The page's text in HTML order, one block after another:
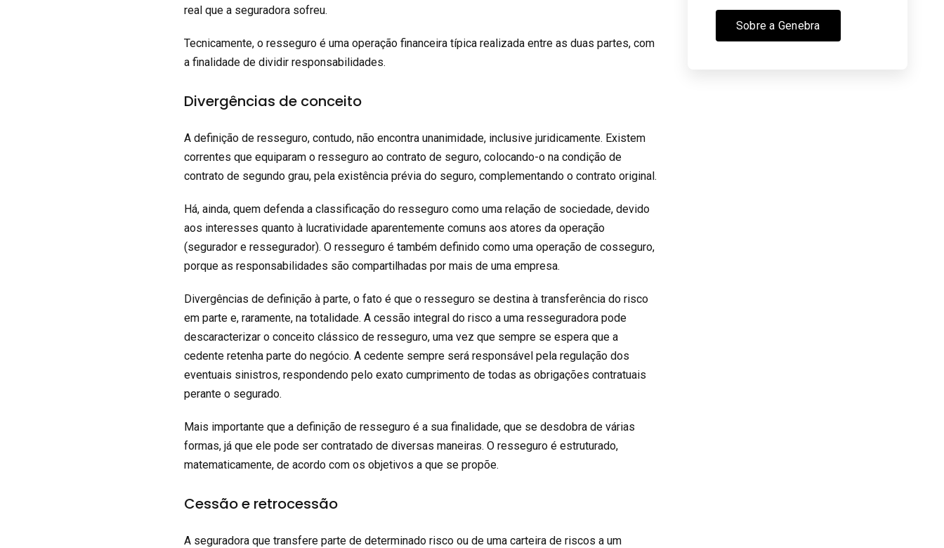
real que a seguradora sofreu.
Tecnicamente, o resseguro é uma operação financeira típica realizada entre as duas partes, com
a finalidade de dividir responsabilidades.
Divergências de conceito
A definição de resseguro, contudo, não encontra unanimidade, inclusive juridicamente. Existem
correntes que equiparam o resseguro ao contrato de seguro, colocando-o na condição de
contrato de segundo grau, pela existência prévia do seguro, complementando o contrato original.
Há, ainda, quem defenda a classificação do resseguro como uma relação de sociedade, devido
aos interesses quanto à lucratividade aparentemente comuns aos atores da operação
(segurador e ressegurador). O resseguro é também definido como uma operação de cosseguro,
porque as responsabilidades são compartilhadas por mais de uma empresa.
Divergências de definição à parte, o fato é que o resseguro se destina à transferência do risco
em parte e, raramente, na totalidade. A cessão integral do risco a uma resseguradora pode
descaracterizar o conceito clássico de resseguro, uma vez que sempre se espera que a
cedente retenha parte do negócio. A cedente sempre será responsável pela regulação dos
eventuais sinistros, respondendo pelo exato cumprimento de todas as obrigações contratuais
perante o segurado.
Mais importante que a definição de resseguro é a sua finalidade, que se desdobra de várias
formas, já que ele pode ser contratado de diversas maneiras. O resseguro é estruturado,
matematicamente, de acordo com os objetivos a que se propõe.
Cessão e retrocessão
A seguradora que transfere parte de determinado risco ou de uma carteira de riscos a um
Sobre a Genebra